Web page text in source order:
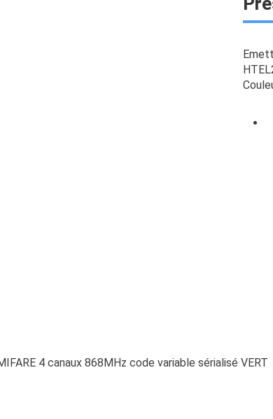
4 canaux 868MHz code variable sérialisé VERT